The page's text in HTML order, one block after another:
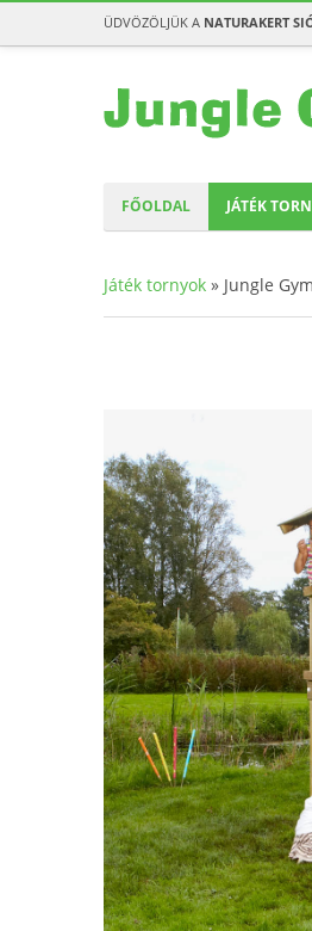
ÜDVÖZÖLJÜK A NATURAKERT
FŐOLDAL JÁTÉK
Játék tornyok » Jungle